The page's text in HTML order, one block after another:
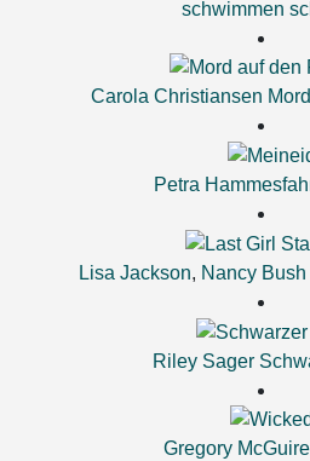
schwimmen
Carola Christiansen
Petra
Lisa Jackson, Nancy Bush
Riley Sager
Gregory McGuire